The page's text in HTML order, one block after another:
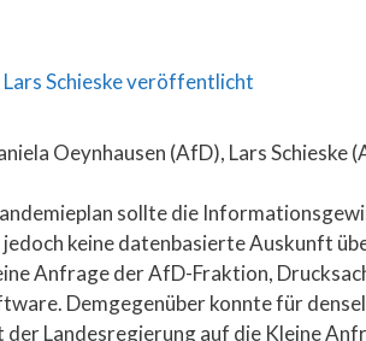
Oeynhausen (AfD), Lars
sollte die
keine datenbasierte Auskunft
Anfrage der AfD-Fraktion,
Demgegenüber konnte für
Landesregierung auf die Kleine